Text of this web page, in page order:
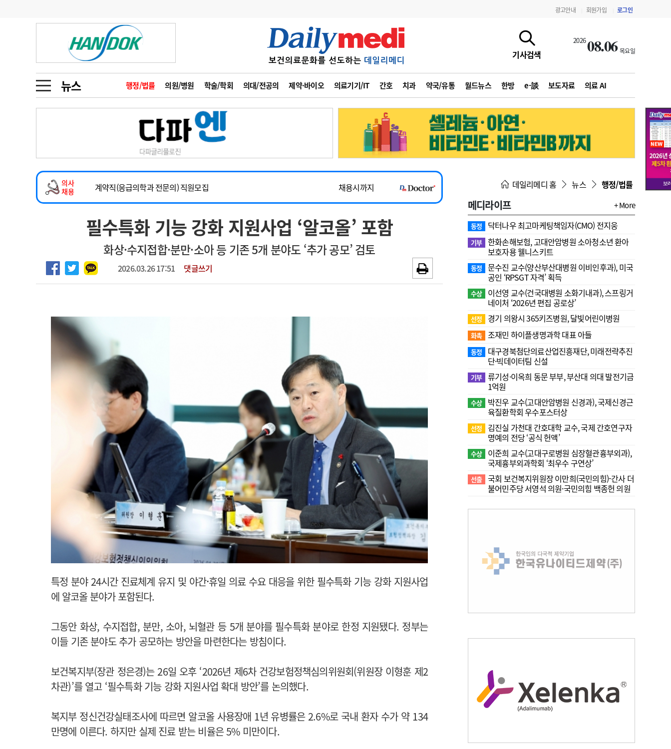
광고안내 회원가입 로그인
기사검색
202608.06 목요일
뉴스 행정/법률 의원/병원 학술/학회 의대/전공의 제약·바이오 의료기기/IT 간호 치과 약국/유통 월드뉴스 한방 e-談 보도자료 의료 AI
금주의 검색어
1
의사인력 수급 추계
2
성분명 처방
3
AI의료
4
전공의 모집 결과
6
관리급여 실시
지필공 지원책
수련환경 개선
의과대학 입시
인사 사고
오피니언 수첩
인물 초대석 피플
동영상뉴스
포토뉴스
메디 Hospital 지역병원 중소병원
인포메이션 행정처분 판례 정책/통계 공시 지침·기준·평가 약제급여 심사 결과
회사소개 법적고지 광고안내
의사
채용
2026년 하반기 인턴 모집
~2026-08-31
마취통증의학과 임기제 임상의사 채용
채용시까지
계약직(응급의학과 전문의) 직원모집
채용시까지
하반기 전공의(레지던트1년차) 모집
~2026-08-15
2026년 하반기 인턴 모집
~2026-08-31
마취통증의학과 임기제 임상의사 채용
채용시까지
필수특화 기능 강화 지원사업 ‘알코올’ 포함
화상·수지접합·분만·소아 등 기존 5개 분야도 ‘추가 공모’ 검토
2026.03.26 17:51 댓글쓰기
특정 분야 24시간 진료체계 유지 및 야간·휴일 의료 수요 대응을 위한 필수특화 기능 강화 지원사업
에 알코올 분야가 포함된다.
그동안 화상, 수지접합, 분만, 소아, 뇌혈관 등 5개 분야를 필수특화 분야로 한정 지원됐다. 정부는
이들 기존 분야도 추가 공모하는 방안을 마련한다는 방침이다.
보건복지부(장관 정은경)는 26일 오후 ‘2026년 제6차 건강보험정책심의위원회(위원장 이형훈 제2
차관)’를 열고 ‘필수특화 기능 강화 지원사업 확대 방안’를 논의했다.
복지부 정신건강실태조사에 따르면 알코올 사용장애 1년 유병률은 2.6%로 국내 환자 수가 약 134
만명에 이른다. 하지만 실제 진료 받는 비율은 5% 미만이다.
데일리메디 홈 뉴스 행정/법률
메디라이프 + More
동정 닥터나우 최고마케팅책임자(CMO) 전지웅
기부 한화손해보험, 고대안암병원 소아청소년 환아
보호자용 웰니스키트
동정
문수진 교수( 양산부산대병원 이비인후과), 미국
공인 ‘RPSGT 자격’ 획득
수상
이선영 교수(건국대병원 소화기내과), 스프링거
네이처 ‘2026년 편집 공로상’
선정 경기 의왕시 365키즈병원, 달빛어린이병원
화촉 조재민 하이플생명과학 대표 아들
동정
대구경북첨단의료산업진흥재단, 미래전략추진
단·빅데이터팀 신설
기부 류기성·이옥희 동문 부부, 부산대 의대 발전기금
1억원
수상
박진우 교수(고대안암병원 신경과), 국제신경근
육질환학회 우수포스터상
선정
김진실 가천대 간호대학 교수, 국제 간호연구자
명예의 전당 ‘공식 헌액’
수상
이준희 교수(고대구로병원 심장혈관흉부외과),
국제흉부외과학회 ‘최우수 구연상’
선출 국회 보건복지위원장 이만희(국민의힘)-간사 더
불어민주당 서영석 의원·국민의힘 백종헌 의원